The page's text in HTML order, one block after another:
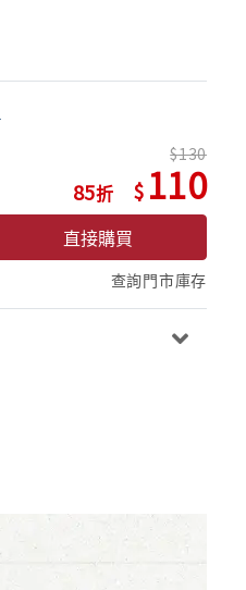
85
130
110
直接購買
查詢門市庫存